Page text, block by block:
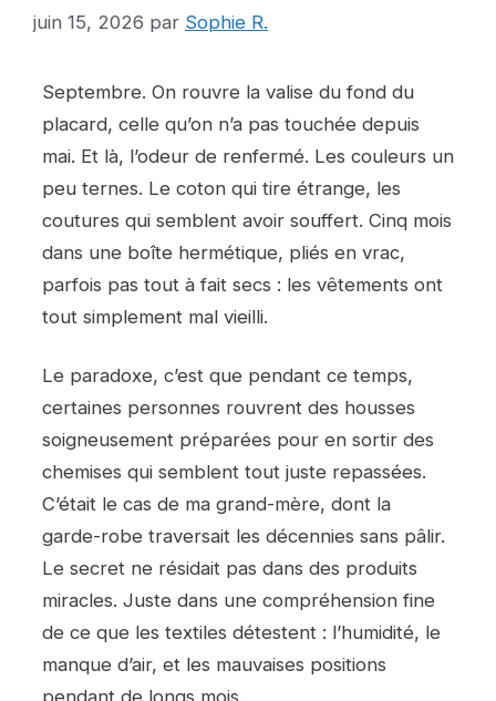
juin 15, 2026 par Sophie R.
Septembre. On rouvre la valise du fond du
placard, celle qu’on n’a pas touchée depuis
mai. Et là, l’odeur de renfermé. Les couleurs un
peu ternes. Le coton qui tire étrange, les
coutures qui semblent avoir souffert. Cinq mois
dans une boîte hermétique, pliés en vrac,
parfois pas tout à fait secs : les vêtements ont
tout simplement mal vieilli.
Le paradoxe, c’est que pendant ce temps,
certaines personnes rouvrent des housses
soigneusement préparées pour en sortir des
chemises qui semblent tout juste repassées.
C’était le cas de ma grand-mère, dont la
garde-robe traversait les décennies sans pâlir.
Le secret ne résidait pas dans des produits
miracles. Juste dans une compréhension fine
de ce que les textiles détestent : l’humidité, le
manque d’air, et les mauvaises positions
pendant de longs mois.